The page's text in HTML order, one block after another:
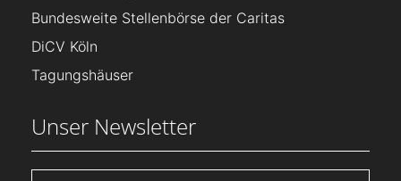
Bundesweite Stellenbörse der Caritas
DiCV Köln
Tagungshäuser
Unser Newsletter